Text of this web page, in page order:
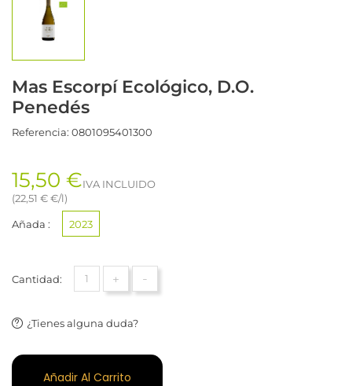
Mas Escorpí Ecológico, D.O.
Penedés
Referencia: 0801095401300
15,50 €
(22,51 € €/l)
IVA INCLUIDO
Añada : 2023
Cantidad: + -
¿Tienes alguna duda?
Añadir Al Carrito